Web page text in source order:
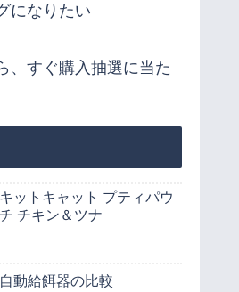
になりたい
、すぐ購入抽選に当た
キットキャット プティパウ
チ チキン＆ツナ
自動給餌器の比較